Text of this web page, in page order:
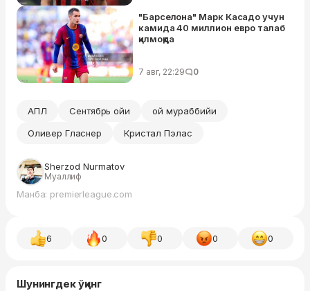
"Барселона" Марк Касадо учун
камида 40 миллион евро талаб
қилмоқда
7 авг, 22:29 0
АПЛ Сентябрь ойи
ой мураббийи
Оливер Гласнер
Кристал Пэлас
Sherzod Nurmatov
Муаллиф
Манба: premierleague.com
6 0 0 0 0
Шунингдек ўқинг